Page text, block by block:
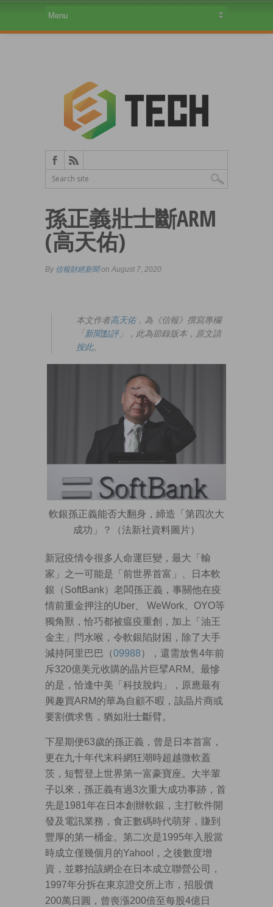
孫正義壯士斷ARM
(高天佑)
By 信報財經新聞on August 7, 2020
本文作者高天佑，為《信報》撰寫專欄
「 新聞點評」，此為節錄版本，原文請
按此。
軟銀孫正義能否大翻身，締造「第四次大
成功」？（法新社資料圖片）
新冠疫情令很多人命運巨變，最大「輸
家」之一可能是「前世界首富」、日本軟
銀（SoftBank）老闆孫正義，事關他在疫
情前重金押注的Uber、 WeWork、OYO等
獨角獸，恰巧都被瘟疫重創，加上「油王
金主」閂水喉，令軟銀陷財困，除了大手
減持阿里巴巴（09988），還需放售4年前
斥320億美元收購的晶片巨擘ARM。最慘
的是，恰逢中美「科技脫鈎」，原應最有
興趣買ARM的華為自顧不暇，該晶片商或
要割價求售，猶如壯士斷臂。
下星期便63歲的孫正義，曾是日本首富，
更在九十年代末科網狂潮時超越微軟蓋
茨，短暫登上世界第一富豪寶座。大半輩
子以來，孫正義有過3次重大成功事跡，首
先是1981年在日本創辦軟銀，主打軟件開
發及電訊業務，食正數碼時代萌芽，賺到
豐厚的第一桶金。第二次是1995年入股當
時成立僅幾個月的Yahoo!，之後數度增
資，並夥拍該網企在日本成立聯營公司，
1997年分拆在東京證交所上市，招股價
200萬日圓，曾喪漲200倍至每股4億日